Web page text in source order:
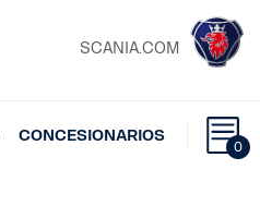
SCANIA.COM
0
CONCESIONARIOS